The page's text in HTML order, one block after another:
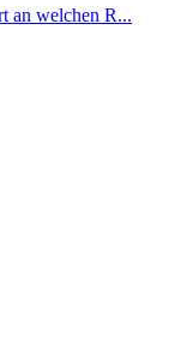
an welchen R...